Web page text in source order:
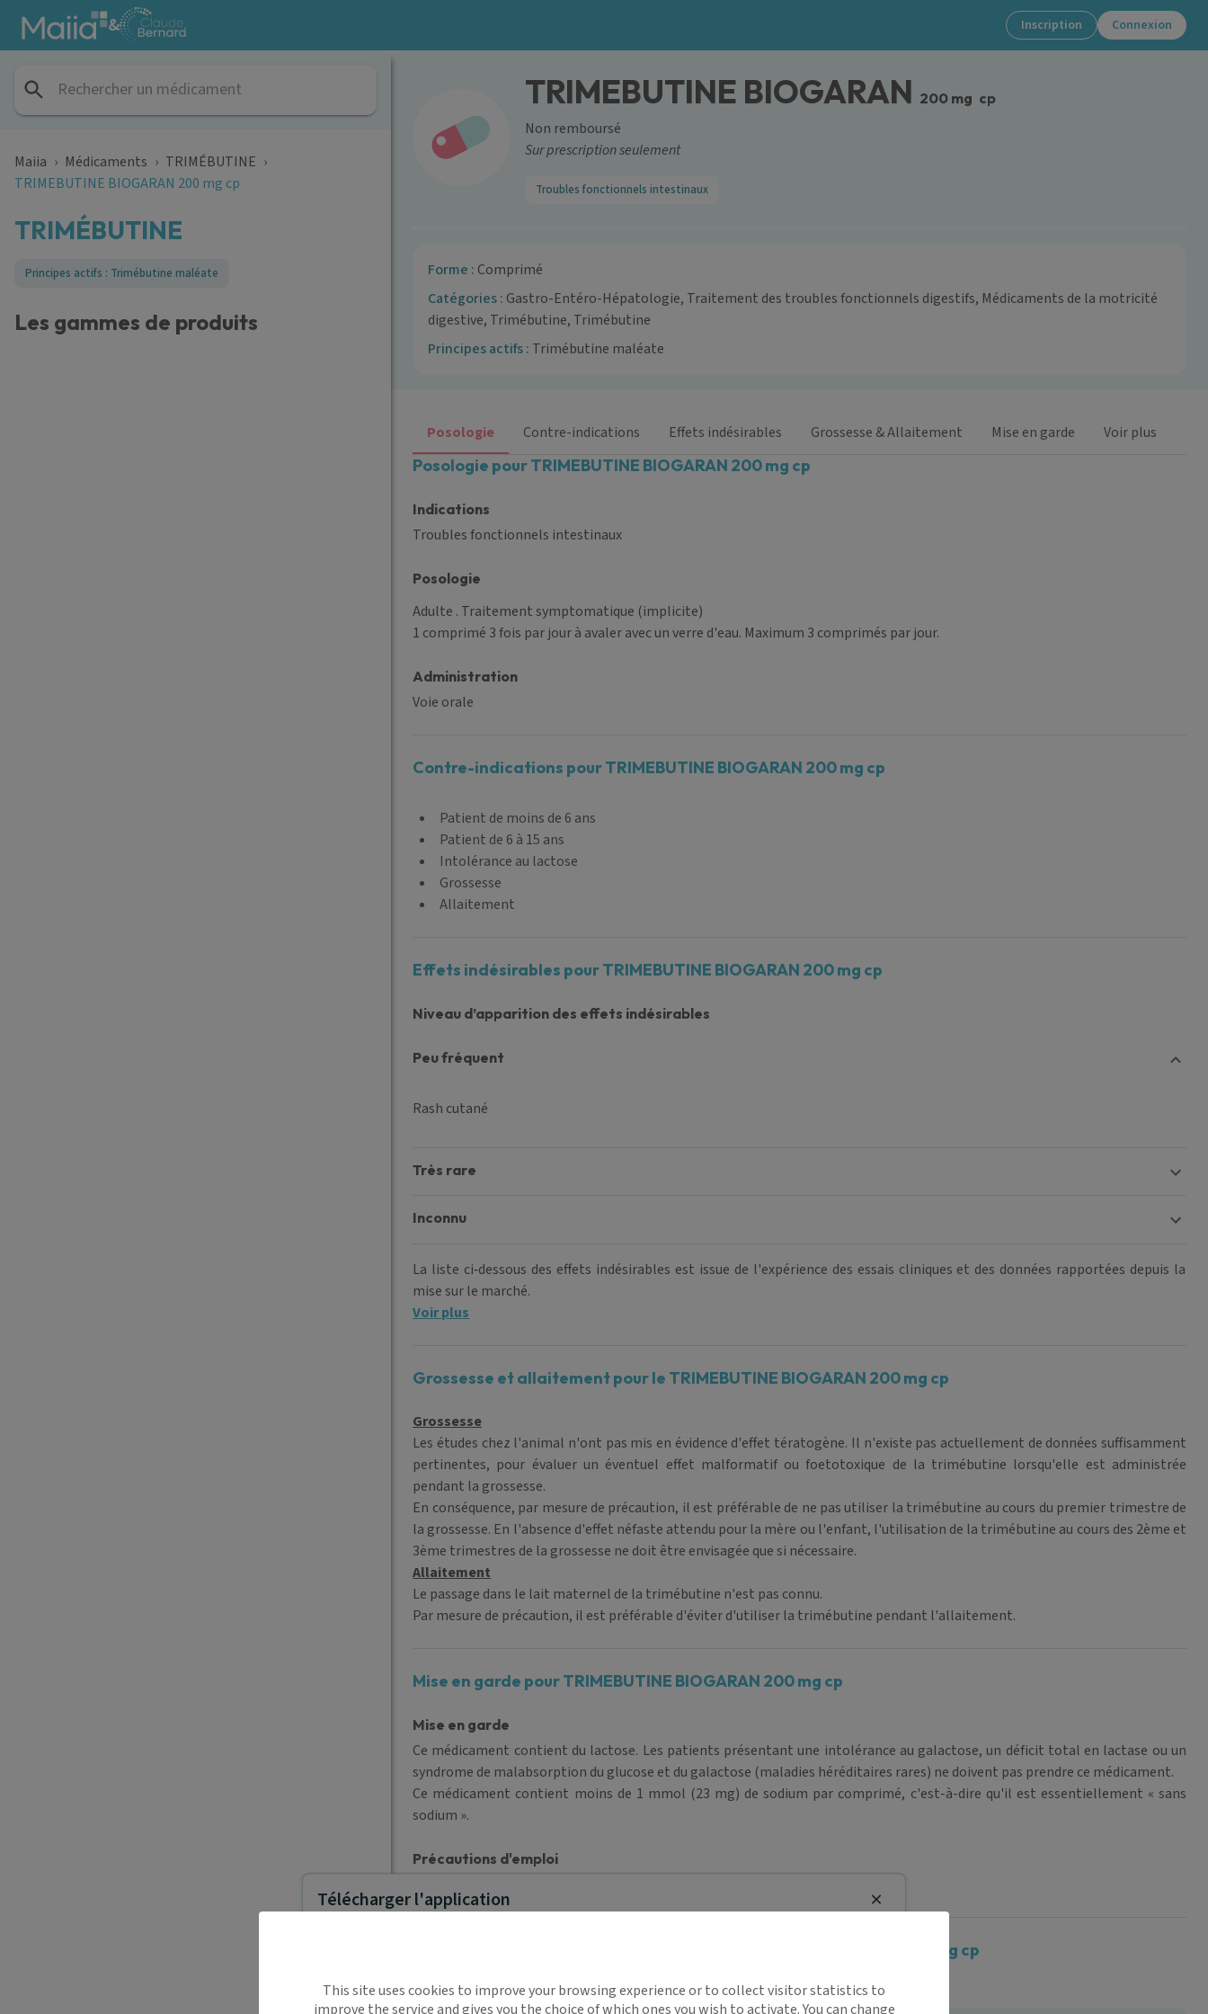
Aller au contenu principal
& Inscription Connexion
Maiia › Médicaments › TRIMÉBUTINE ›
TRIMEBUTINE BIOGARAN 200 mg cp
TRIMÉBUTINE
Principes actifs : Trimébutine maléate
Les gammes de produits
TRIMEBUTINE BIOGARAN 200 mg cp
Non remboursé
Sur prescription seulement
Troubles fonctionnels intestinaux
Forme : Comprimé
Catégories : Gastro-Entéro-Hépatologie, Traitement des troubles fonctionnels digestifs, Médicaments de la motricité
digestive, Trimébutine, Trimébutine
Principes actifs : Trimébutine maléate
Posologie Contre-indications Effets indésirables Grossesse & Allaitement Mise en garde Voir plus
Posologie pour TRIMEBUTINE BIOGARAN 200 mg cp
Indications
Troubles fonctionnels intestinaux
Posologie
Adulte . Traitement symptomatique (implicite)
1 comprimé 3 fois par jour à avaler avec un verre d'eau. Maximum 3 comprimés par jour.
Administration
Voie orale
Contre-indications pour TRIMEBUTINE BIOGARAN 200 mg cp
Patient de moins de 6 ans
Patient de 6 à 15 ans
Intolérance au lactose
Grossesse
Allaitement
Effets indésirables pour TRIMEBUTINE BIOGARAN 200 mg cp
Niveau d’apparition des effets indésirables
peu fréquent
Rash cutané
très rare
inconnu
La liste ci‑dessous des effets indésirables est issue de l'expérience des essais cliniques et des données rapportées depuis la
mise sur le marché.
Voir plus
Grossesse et allaitement pour le TRIMEBUTINE BIOGARAN 200 mg cp
Grossesse
Les études chez l'animal n'ont pas mis en évidence d'effet tératogène. Il n'existe pas actuellement de données suffisamment
pertinentes, pour évaluer un éventuel effet malformatif ou foetotoxique de la trimébutine lorsqu'elle est administrée
pendant la grossesse.
En conséquence, par mesure de précaution, il est préférable de ne pas utiliser la trimébutine au cours du premier trimestre de
la grossesse. En l'absence d'effet néfaste attendu pour la mère ou l'enfant, l'utilisation de la trimébutine au cours des 2ème et
3ème trimestres de la grossesse ne doit être envisagée que si nécessaire.
Allaitement
Le passage dans le lait maternel de la trimébutine n'est pas connu.
Par mesure de précaution, il est préférable d'éviter d'utiliser la trimébutine pendant l'allaitement.
Mise en garde pour TRIMEBUTINE BIOGARAN 200 mg cp
Mise en garde
Ce médicament contient du lactose. Les patients présentant une intolérance au galactose, un déficit total en lactase ou un
syndrome de malabsorption du glucose et du galactose (maladies héréditaires rares) ne doivent pas prendre ce médicament.
Ce médicament contient moins de 1 mmol (23 mg) de sodium par comprimé, c'est-à-dire qu'il est essentiellement « sans
sodium ».
Précautions d'emploi
Informations complémentaires pour TRIMEBUTINE BIOGARAN 200 mg cp
Documents associés
Télécharger l'application
déplacement !
Close
This site uses cookies to improve your browsing experience or to collect visitor statistics to
improve the service and gives you the choice of which ones you wish to activate. You can change